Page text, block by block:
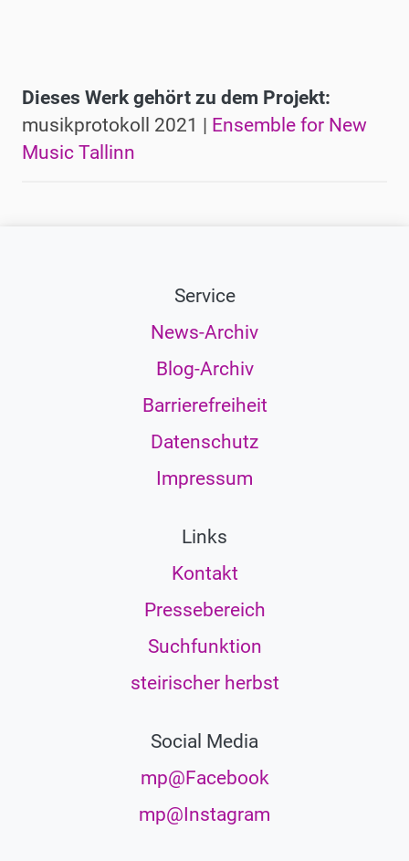
Dieses Werk gehört zu dem Projekt:
musikprotokoll 2021 | Ensemble for New
Music Tallinn
Service
News-Archiv
Blog-Archiv
Barrierefreiheit
Datenschutz
Impressum
Links
Kontakt
Pressebereich
Suchfunktion
steirischer herbst
Social Media
mp@Facebook
mp@Instagram